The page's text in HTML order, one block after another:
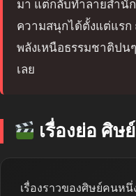
มา แต่กลับทำลายสำนั
ความสนุกได้ตั้งแต่แร
พลังเหนือธรรมชาติปน
เลย
เรื่องย่อ ศิ
เรื่องราวของศิษย์คนห